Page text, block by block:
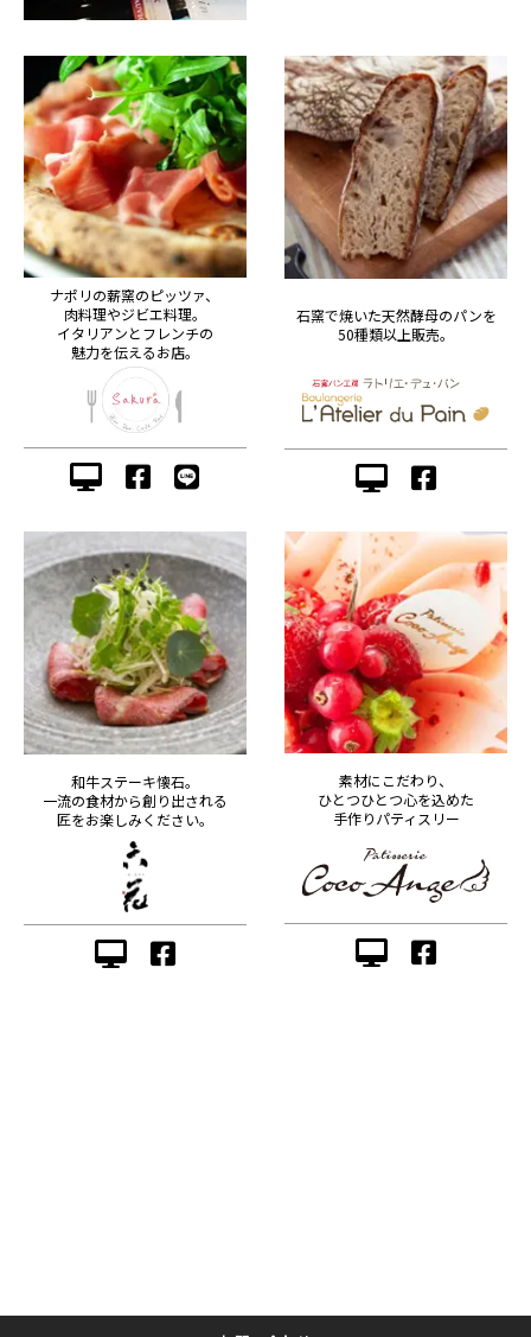
ナポリの薪窯のピッツァ、
肉料理やジビエ料理。
イタリアンとフレンチの
魅力を伝えるお店。
石窯で焼いた天然酵母のパンを
50種類以上販売。
和牛ステーキ懐石。
一流の食材から創り出される
匠をお楽しみください。
素材にこだわり、
ひとつひとつ心を込めた
手作りパティスリー